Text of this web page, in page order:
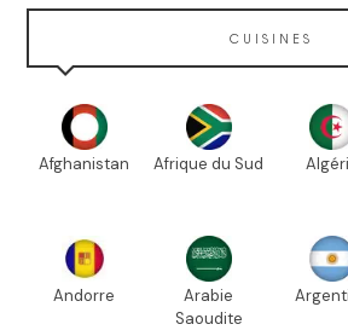
CUISINES
Afghanistan Afrique du Sud
Andorre
Arabie
Saoudite